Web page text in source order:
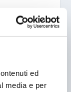
ed
media e per